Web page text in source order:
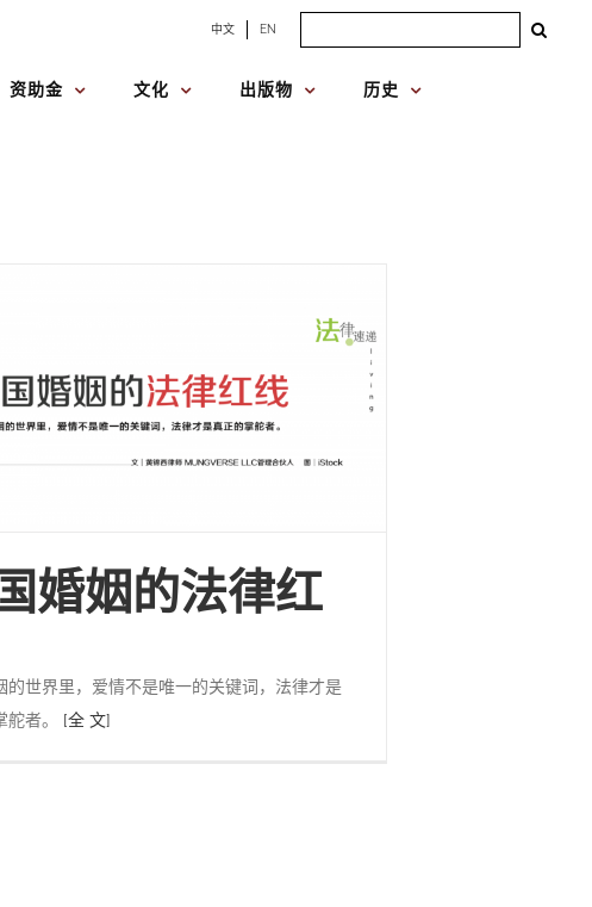
中文 EN
资助金 文化 出版物 历史
婚姻的法律红
的世界里，爱情不是唯一的关键词，法律才是
舵者。 [全 文]